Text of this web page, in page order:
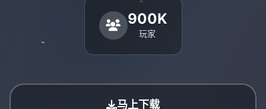
900K
玩家
马上下载